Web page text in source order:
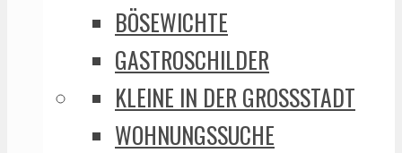
BÖSEWICHTE
GASTROSCHILDER
KLEINE IN DER GROSSSTADT
WOHNUNGSSUCHE